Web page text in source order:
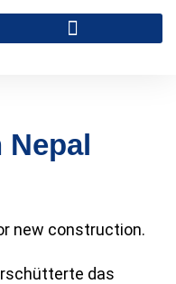
das